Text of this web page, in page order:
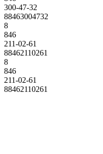
300-47-32
88463004732
8
846
211-02-61
88462110261
8
846
211-02-61
88462110261